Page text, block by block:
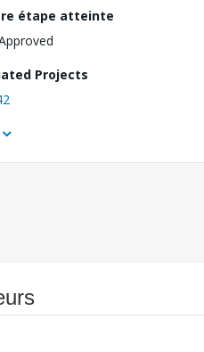
étape atteinte
Projects